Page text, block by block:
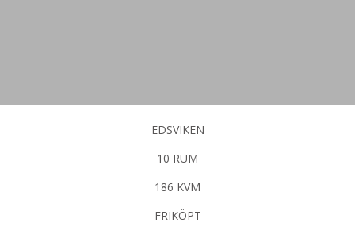
EDSVIKEN
10 RUM
186 KVM
FRIKÖPT